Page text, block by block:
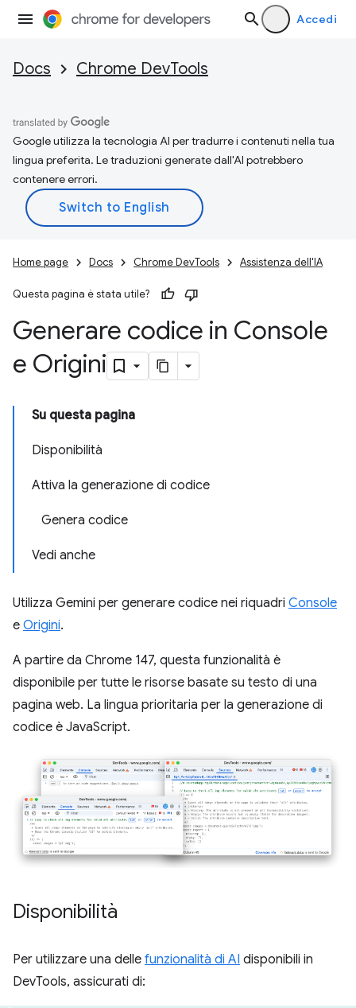
Accedi
Docs Chrome DevTools
Google utilizza la tecnologia AI per tradurre i contenuti nella tua
lingua preferita. Le traduzioni generate dall'AI potrebbero
contenere errori.
Home page Docs Chrome DevTools Assistenza dell'IA
Questa pagina è stata utile?
Generare codice in Console
e Origini
Su questa pagina
Disponibilità
Attiva la generazione di codice
Genera codice
Vedi anche
Utilizza Gemini per generare codice nei riquadri Console
e Origini.
A partire da Chrome 147, questa funzionalità è
disponibile per tutte le risorse basate su testo di una
pagina web. La lingua prioritaria per la generazione di
codice è JavaScript.
Disponibilità
Per utilizzare una delle funzionalità di AI disponibili in
DevTools, assicurati di: